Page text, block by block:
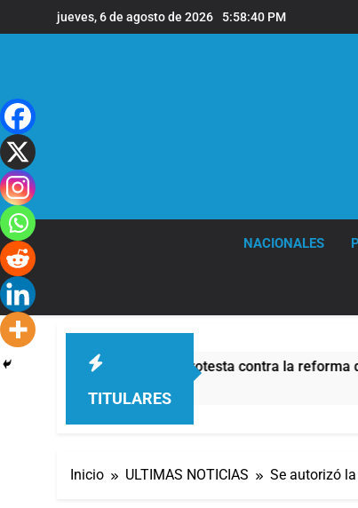
al
jueves, 6 de agosto de 2026 5:58:41 PM
NACIONALES
TITULARES
por la protesta contra la reforma de la Ley de
Inicio ULTIMAS NOTICIAS Se autorizó